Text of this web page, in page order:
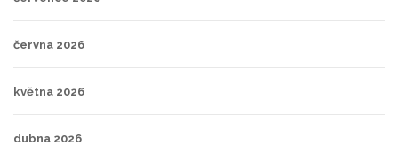
června 2026
května 2026
dubna 2026